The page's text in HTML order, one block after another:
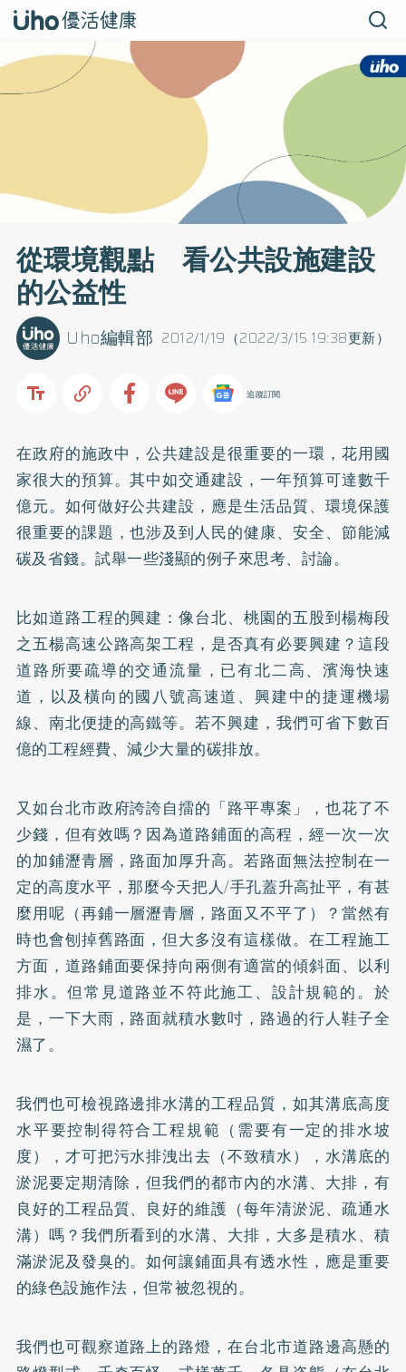
從環境觀點 看公共設施建設
的公益性
2012/1/19（2022/3/15 19:38更新）
Uho編輯部
追蹤訂閱
在政府的施政中，公共建設是很重要的一環，花用國
家很大的預算。其中如交通建設，一年預算可達數千
億元。如何做好公共建設，應是生活品質、環境保護
很重要的課題，也涉及到人民的健康、安全、節能減
碳及省錢。試舉一些淺顯的例子來思考、討論。
比如道路工程的興建：像台北、桃園的五股到楊梅段
之五楊高速公路高架工程，是否真有必要興建？這段
道路所要疏導的交通流量，已有北二高、濱海快速
道，以及橫向的國八號高速道、興建中的捷運機場
線、南北便捷的高鐵等。若不興建，我們可省下數百
億的工程經費、減少大量的碳排放。
又如台北市政府誇誇自擂的「路平專案」，也花了不
少錢，但有效嗎？因為道路鋪面的高程，經一次一次
的加鋪瀝青層，路面加厚升高。若路面無法控制在一
定的高度水平，那麼今天把人/手孔蓋升高扯平，有甚
麼用呢（再鋪一層瀝青層，路面又不平了）？當然有
時也會刨掉舊路面，但大多沒有這樣做。在工程施工
方面，道路鋪面要保持向兩側有適當的傾斜面、以利
排水。但常見道路並不符此施工、設計規範的。於
是，一下大雨，路面就積水數吋，路過的行人鞋子全
濕了。
我們也可檢視路邊排水溝的工程品質，如其溝底高度
水平要控制得符合工程規範（需要有一定的排水坡
度），才可把污水排洩出去（不致積水），水溝底的
淤泥要定期清除，但我們的都市內的水溝、大排，有
良好的工程品質、良好的維護（每年清淤泥、疏通水
溝）嗎？我們所看到的水溝、大排，大多是積水、積
滿淤泥及發臭的。如何讓鋪面具有透水性，應是重要
的綠色設施作法，但常被忽視的。
我們也可觀察道路上的路燈，在台北市道路邊高懸的